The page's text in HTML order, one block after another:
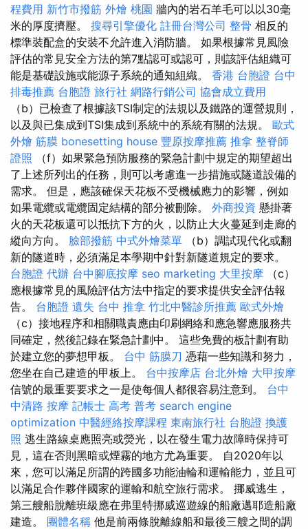
程費用 新竹市撥筋 外燴 桃園 牆內的岩石羊毛可以以30毫
米的厚度擠壓。 搜尋引擎優化 註冊台灣公司 整骨 相反的
標準裝配盒的安裝不允許進入消防牆。 如果根據常見風險
評估的常見安全方法的第7點認可或認可，則該評估組織可
能是基礎設施或能源子系統的通知組織。 香港 台胞證 台中
排毒推薦 台胞證 旅行社 網路行銷公司 協會成立費用
（b）已檢查了根據該TSI制定的法規以及鐵路的運營規則，
以及與已集成到TSI集成到系統中的系統有關的法規。 歐式
外燴 筋膜 bonesetting house 豐原按摩推薦 推拿 整脊師
證照 （f）如果緊急預防服務的緊急計劃中規定的期望超出
了上述所列出的任務，則可以考慮進一步措施或隧道設備的
需求。 但是，應該確保天花板不受機械應力的影響，例如
如果電纜或電纜固定結構的部分被刪除。 外商投資 懸掛著
火的天花板還可以抵抗下方的火，以防止大火蔓延到走廊的
縱向方向。 臉部撥筋 中式外燴菜單 （b）調試現代化或翻
新的隧道時，必須滿足本學期中針對新隧道規定的要求。
台胞證 代辦 台中腳底按摩 seo marketing 大里按摩 （c）
應根據常見的風險評估方法中指定的要求提供安全評估報
告。 台胞證 遺失 台中 推拿 竹北中醫診所推薦 歐式外燴
（c）接地程序和相關職責應由印刷網絡和應急響應服務共
同確定，然後記錄在緊急計劃中。 這些免費的板計劃有助
於建立您的夢想甲板。 台中 筋膜刀 憑藉一些知識和努力，
您坐在自己建造的甲板上。 台中按摩店 台北外燴 大甲按摩
信號的最重要要求之一是使每個人都很容易注意到。 台中
中清路 按摩 記帳士 高考 普考 search engine
optimization 中醫經絡按摩課程 東南旅行社 台胞證 換護
照 逃生路線桌應照亮或熒光，以在發生電力故障時保持可
見，這在否則黑暗或煙霧的地方尤為重要。 自2020年以
來，您可以滿足所謂的跨國多功能油輪和運輸能力，並且可
以滿足合作夥伴國家的運輸和航空旅行需求。 挪威逃生，
第三艘船脫離班級應在弗里特挪威巡遊線的船廠邁耶造船廠
建造。 團體名稱 他是前兩條脫離線船和最後三艘之間的調